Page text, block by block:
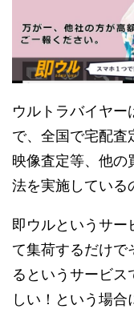
ウルトラバイヤー
で、全国で宅配査
映像査定等、他の
法を実施している
即ウルというサー
て集荷するだけで
るというサービス
しい！という場合